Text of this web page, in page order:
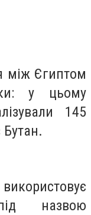
між Єгиптом
у цьому
145
Бутан.
назвою